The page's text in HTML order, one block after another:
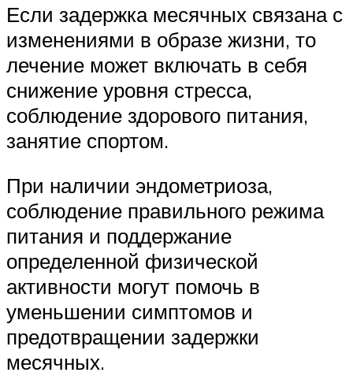
Если задержка месячных связана с
изменениями в образе жизни, то
лечение может включать в себя
снижение уровня стресса,
соблюдение здорового питания,
занятие спортом.
При наличии эндометриоза,
соблюдение правильного режима
питания и поддержание
определенной физической
активности могут помочь в
уменьшении симптомов и
предотвращении задержки
месячных.